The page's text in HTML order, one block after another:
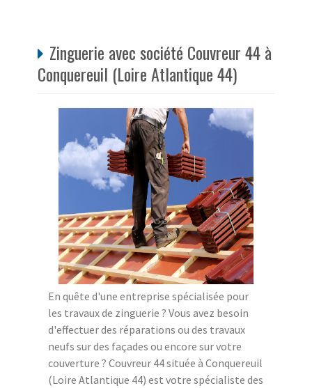
Zinguerie avec société Couvreur 44 à
Conquereuil (Loire Atlantique 44)
En quête d'une entreprise spécialisée pour
les travaux de zinguerie ? Vous avez besoin
d'effectuer des réparations ou des travaux
neufs sur des façades ou encore sur votre
couverture ? Couvreur 44 située à Conquereuil
(Loire Atlantique 44) est votre spécialiste des